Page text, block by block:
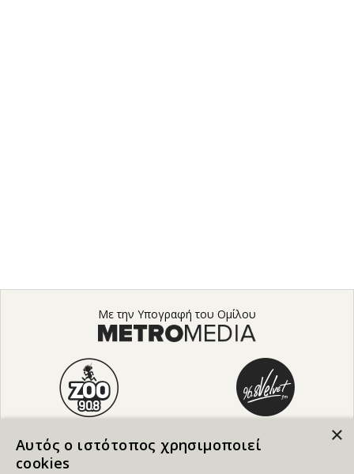
Με την Υπογραφή του Ομίλου
×
Αυτός ο ιστότοπος χρησιμοποιεί
cookies